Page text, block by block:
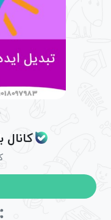
کانال